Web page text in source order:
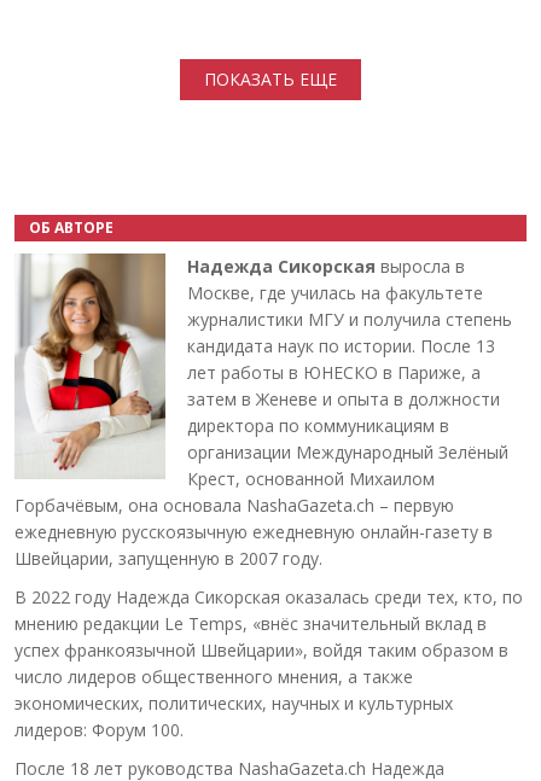
ПОКАЗАТЬ ЕЩЕ
ОБ АВТОРЕ
Надежда Сикорская выросла в
Москве, где училась на факультете
журналистики МГУ и получила степень
кандидата наук по истории. После 13
лет работы в ЮНЕСКО в Париже, а
затем в Женеве и опыта в должности
директора по коммуникациям в
организации Международный Зелёный
Крест, основанной Михаилом
Горбачёвым, она основала NashaGazeta.ch – первую
ежедневную русскоязычную ежедневную онлайн-газету в
Швейцарии, запущенную в 2007 году.
В 2022 году Надежда Сикорская оказалась среди тех, кто, по
мнению редакции Le Temps, «внёс значительный вклад в
успех франкоязычной Швейцарии», войдя таким образом в
число лидеров общественного мнения, а также
экономических, политических, научных и культурных
лидеров: Форум 100.
После 18 лет руководства NashaGazeta.ch Надежда